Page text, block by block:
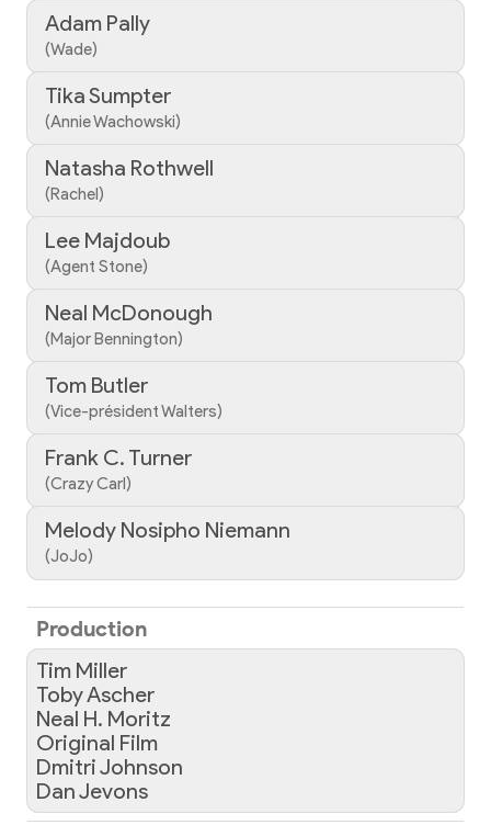
Adam Pally
(Wade)
Tika Sumpter
(Annie Wachowski)
Natasha Rothwell
(Rachel)
Lee Majdoub
(Agent Stone)
Neal McDonough
(Major Bennington)
Tom Butler
(Vice-président Walters)
Frank C. Turner
(Crazy Carl)
Melody Nosipho Niemann
(JoJo)
Production
Tim Miller
Toby Ascher
Neal H. Moritz
Original Film
Dmitri Johnson
Dan Jevons